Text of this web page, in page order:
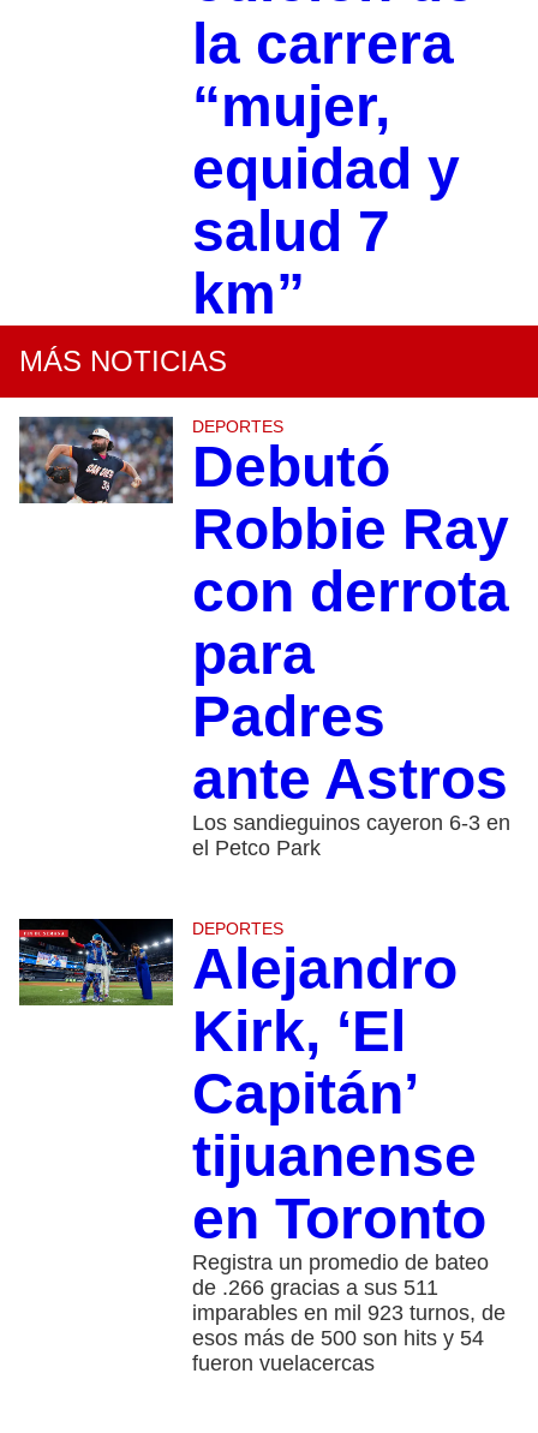
la carrera
“mujer,
equidad y
salud 7
km”
MÁS NOTICIAS
DEPORTES
Debutó
Robbie Ray
con derrota
para
Padres
ante Astros
Los sandieguinos cayeron 6-3 en
el Petco Park
DEPORTES
Alejandro
Kirk, ‘El
Capitán’
tijuanense
en Toronto
Registra un promedio de bateo
de .266 gracias a sus 511
imparables en mil 923 turnos, de
esos más de 500 son hits y 54
fueron vuelacercas